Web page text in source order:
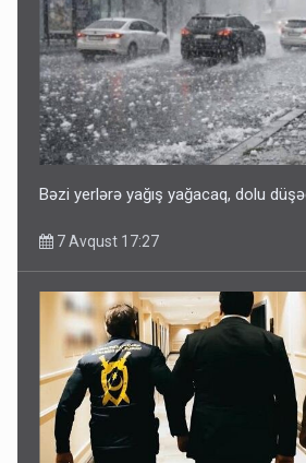
Bəzi yerlərə yağış yağacaq, dolu
7 Avqust 17:27